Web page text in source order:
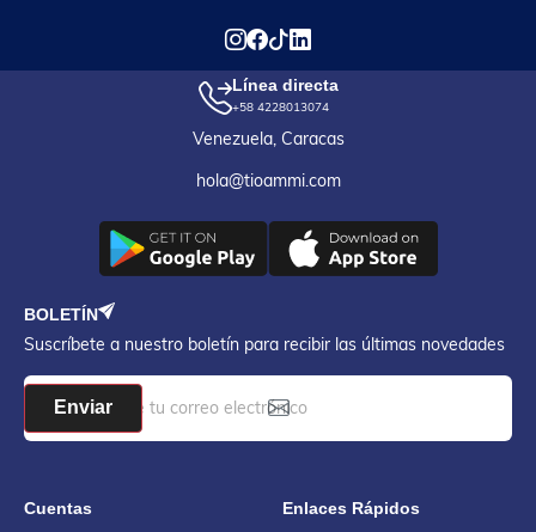
Línea directa
+58 4228013074
Venezuela, Caracas
hola@tioammi.com
BOLETÍN
Suscríbete a nuestro boletín para recibir las últimas novedades
Enviar
Cuentas Enlaces Rápidos